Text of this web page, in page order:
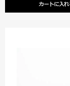
カートに入